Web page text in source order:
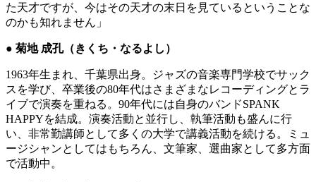
た天才ですが、今はその天才の末日を見ているということな
のかも知れません」
● 菊地 成孔（きくち・なるよし）
1963年生まれ、千葉県出身。ジャズの音楽専門学校でサック
スを学び、卒業後の80年代はさまざまなレコーディングとラ
イブで演奏を重ねる。90年代には自身のバンドSPANK
HAPPYを結成。演奏活動と並行し、執筆活動も盛んに行
い、非常勤講師として多くの大学で講義活動を続ける。ミュ
ージシャンとしてはもちろん、文筆家、選曲家として多方面
で活動中。